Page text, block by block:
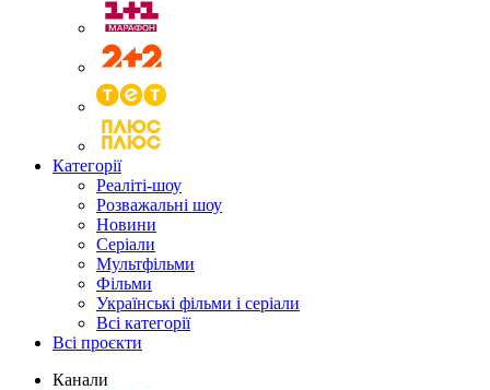
Категорії
Реаліті-шоу
Розважальні шоу
Новини
Серіали
Мультфільми
Фільми
Українські фільми і серіали
Всі категорії
Всі проєкти
Канали